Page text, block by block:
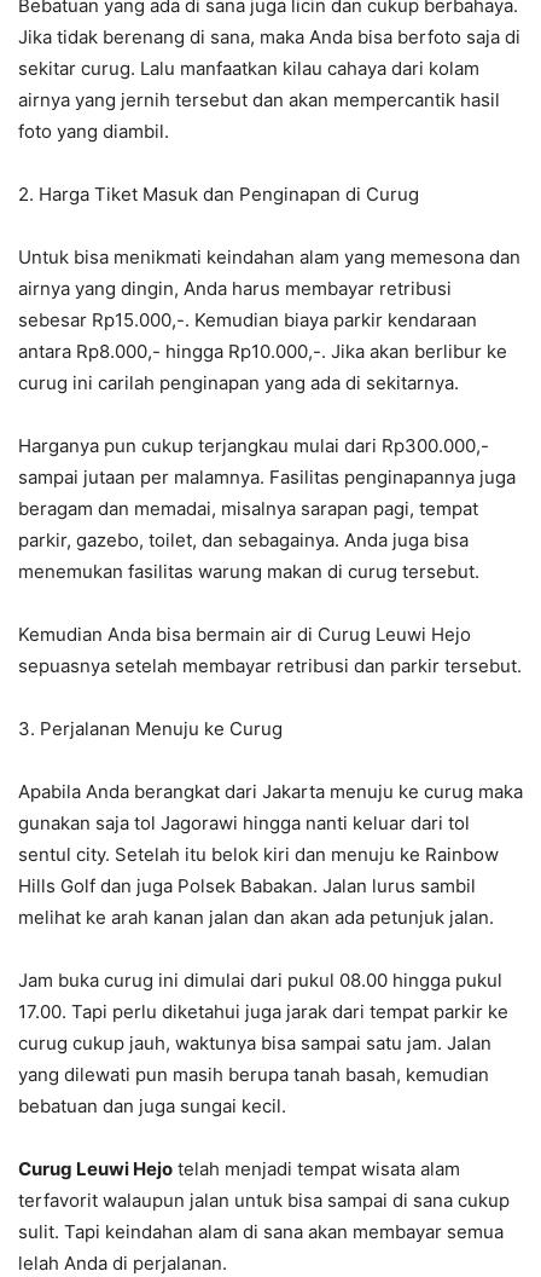
Bebatuan yang ada di sana juga licin dan cukup berbahaya.
Jika tidak berenang di sana, maka Anda bisa berfoto saja di
sekitar curug. Lalu manfaatkan kilau cahaya dari kolam
airnya yang jernih tersebut dan akan mempercantik hasil
foto yang diambil.
2. Harga Tiket Masuk dan Penginapan di Curug
Untuk bisa menikmati keindahan alam yang memesona dan
airnya yang dingin, Anda harus membayar retribusi
sebesar Rp15.000,-. Kemudian biaya parkir kendaraan
antara Rp8.000,- hingga Rp10.000,-. Jika akan berlibur ke
curug ini carilah penginapan yang ada di sekitarnya.
Harganya pun cukup terjangkau mulai dari Rp300.000,-
sampai jutaan per malamnya. Fasilitas penginapannya juga
beragam dan memadai, misalnya sarapan pagi, tempat
parkir, gazebo, toilet, dan sebagainya. Anda juga bisa
menemukan fasilitas warung makan di curug tersebut.
Kemudian Anda bisa bermain air di Curug Leuwi Hejo
sepuasnya setelah membayar retribusi dan parkir tersebut.
3. Perjalanan Menuju ke Curug
Apabila Anda berangkat dari Jakarta menuju ke curug maka
gunakan saja tol Jagorawi hingga nanti keluar dari tol
sentul city. Setelah itu belok kiri dan menuju ke Rainbow
Hills Golf dan juga Polsek Babakan. Jalan lurus sambil
melihat ke arah kanan jalan dan akan ada petunjuk jalan.
Jam buka curug ini dimulai dari pukul 08.00 hingga pukul
17.00. Tapi perlu diketahui juga jarak dari tempat parkir ke
curug cukup jauh, waktunya bisa sampai satu jam. Jalan
yang dilewati pun masih berupa tanah basah, kemudian
bebatuan dan juga sungai kecil.
Curug Leuwi Hejo telah menjadi tempat wisata alam
terfavorit walaupun jalan untuk bisa sampai di sana cukup
sulit. Tapi keindahan alam di sana akan membayar semua
lelah Anda di perjalanan.